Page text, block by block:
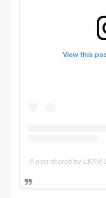
View this
A post shared by EKAM